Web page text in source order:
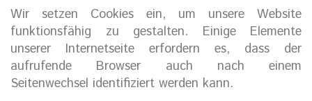
Wir setzen Cookies ein, um unsere Website
funktionsfähig zu gestalten. Einige Elemente
unserer Internetseite erfordern es, dass der
aufrufende Browser auch nach einem
Seitenwechsel identifiziert werden kann.